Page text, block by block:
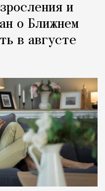
и
о Ближнем
в августе